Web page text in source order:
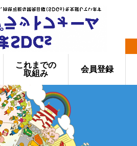
これまでの
取組み
会員登録